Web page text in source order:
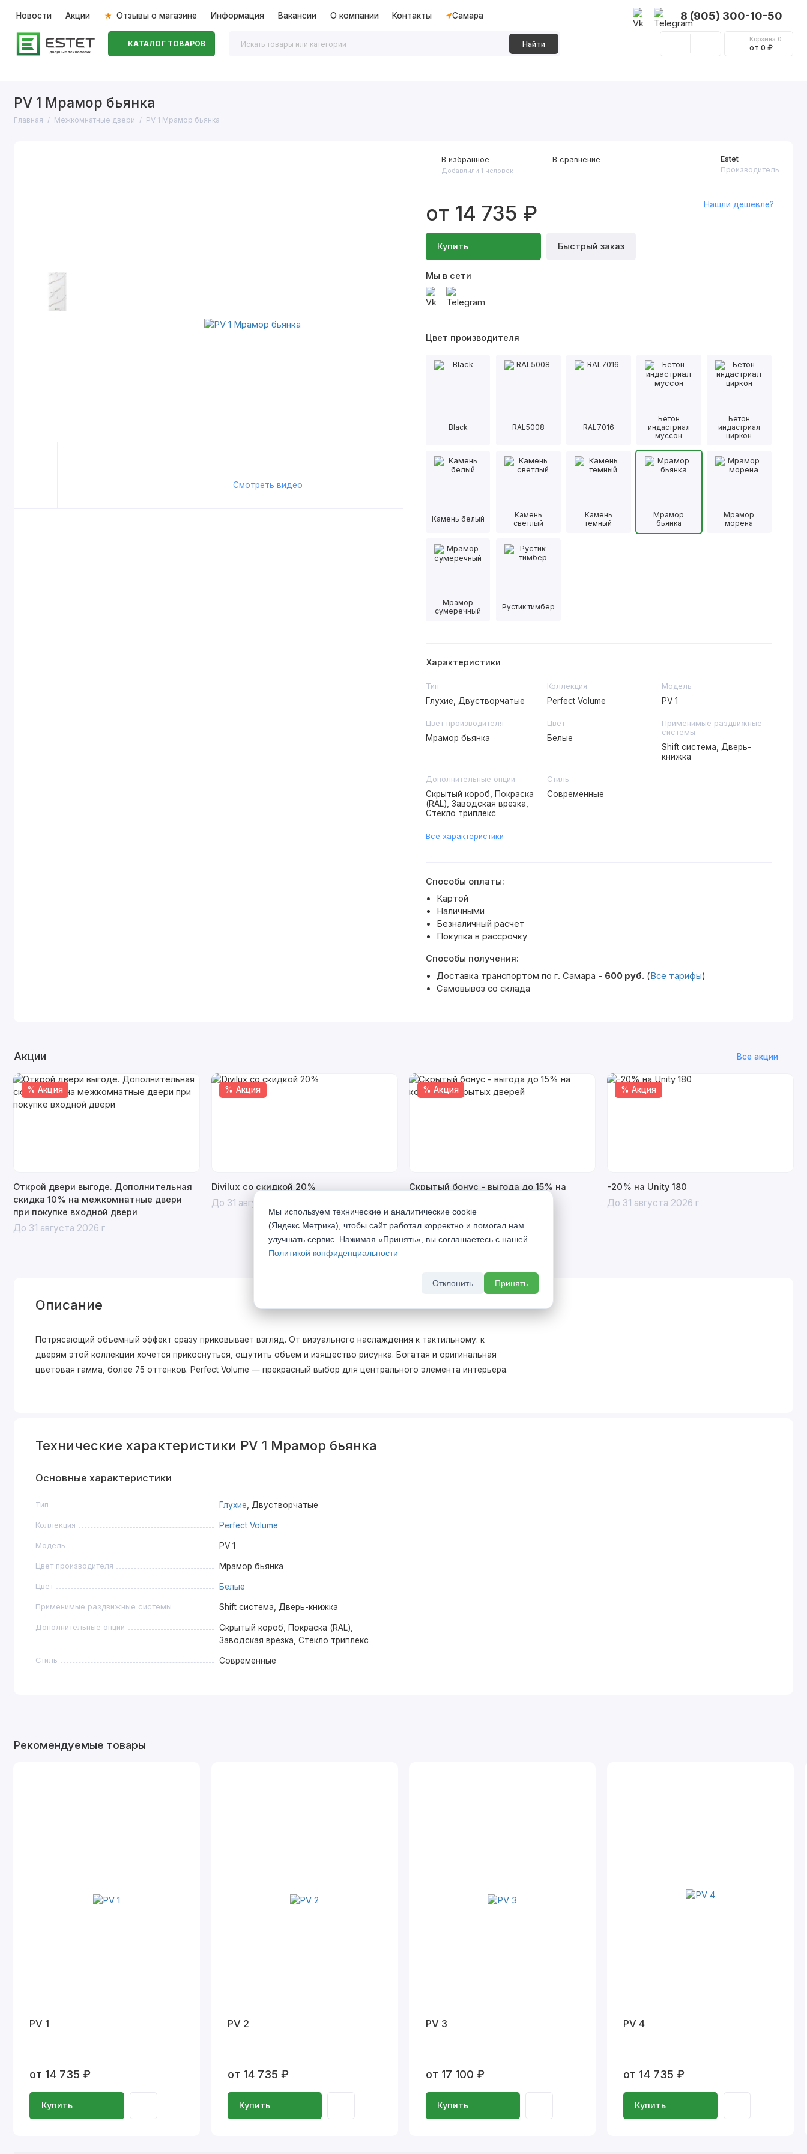
Новости Акции Отзывы о магазине Информация Вакансии О компании Контакты Самара 8 (905) 300-10-50
КАТАЛОГ ТОВАРОВ Найти
Корзина 0
от 0 ₽
PV 1 Мрамор бьянка
Главная Межкомнатные двери PV 1 Мрамор бьянка
Смотреть видео
Estet
Производитель
от 14 735 ₽
Купить Быстрый заказ
Нашли дешевле?
Мы в сети
В избранное
Добавлили 1 человек
В сравнение
Цвет производителя
Black RAL5008 RAL7016
Бетон
индастриал
муссон
Бетон
индастриал
циркон
Камень белый
Камень
светлый
Камень
темный
Мрамор
бьянка
Мрамор
морена
Мрамор
сумеречный
Рустик тимбер
Характеристики
Тип
Глухие, Двустворчатые
Коллекция
Perfect Volume
Модель
PV 1
Цвет производителя
Мрамор бьянка
Цвет
Белые
Применимые раздвижные
системы
Shift система, Дверь-
книжка
Дополнительные опции
Скрытый короб, Покраска
(RAL), Заводская врезка,
Стекло триплекс
Стиль
Современные
Все характеристики
Способы оплаты:
Картой
Наличными
Безналичный расчет
Покупка в рассрочку
Способы получения:
Доставка транспортом по г. Самара - 600 руб. (Все тарифы)
Самовывоз со склада
Акции Все акции
% Акция
Открой двери выгоде. Дополнительная
скидка 10% на межкомнатные двери
при покупке входной двери
До 31 августа 2026 г
% Акция
Divilux со скидкой 20%
До 31 августа 2026 г
% Акция
Скрытый бонус - выгода до 15% на
До 31 августа 2026 г
% Акция
-20% на Unity 180
До 31 августа 2026 г
Описание
Потрясающий объемный эффект сразу приковывает взгляд. От визуального наслаждения к тактильному: к
дверям этой коллекции хочется прикоснуться, ощутить объем и изящество рисунка. Богатая и оригинальная
цветовая гамма, более 75 оттенков. Perfect Volume — прекрасный выбор для центрального элемента интерьера.
Технические характеристики PV 1 Мрамор бьянка
Основные характеристики
Тип Глухие , Двустворчатые
Коллекция Perfect Volume
Модель PV 1
Цвет производителя Мрамор бьянка
Цвет Белые
Применимые раздвижные системы Shift система, Дверь-книжка
Дополнительные опции
Скрытый короб, Покраска (RAL),
Заводская врезка, Стекло триплекс
Стиль Современные
Рекомендуемые товары
PV 1
от 14 735 ₽
Купить
PV 2
от 14 735 ₽
Купить
PV 3
от 17 100 ₽
Купить
PV 4
от 14 735 ₽
Купить
Мы используем технические и аналитические cookie
(Яндекс.Метрика), чтобы сайт работал корректно и помогал нам
улучшать сервис. Нажимая «Принять», вы соглашаетесь с нашей
Политикой конфиденциальности
Отклонить Принять